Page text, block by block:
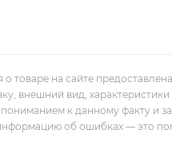
товаре на сайте
внешний вид,
пониманием к данному факту и
об ошибках — это